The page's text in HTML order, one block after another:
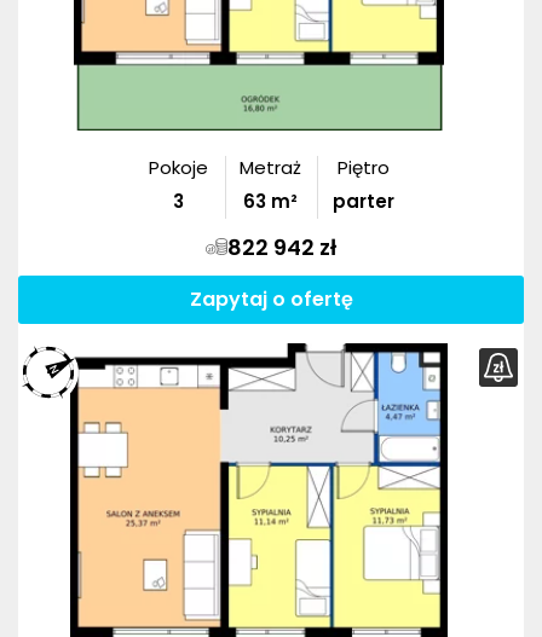
Pokoje
3
Metraż
63 m²
Piętro
parter
822 942 zł
Zapytaj o ofertę